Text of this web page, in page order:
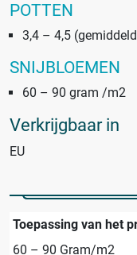
POTTEN
3,4 – 4,5
SNIJBLOEMEN
60 – 90 gram /m2
Verkrijgbaar in
EU
Toepassing van het
60 – 90 Gram/m2